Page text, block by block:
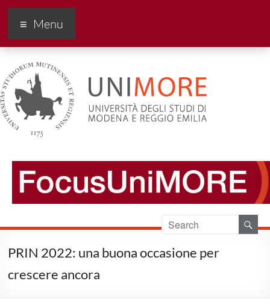
FocusUnimore
Menu
PRIN 2022: una buona occasione per
crescere ancora